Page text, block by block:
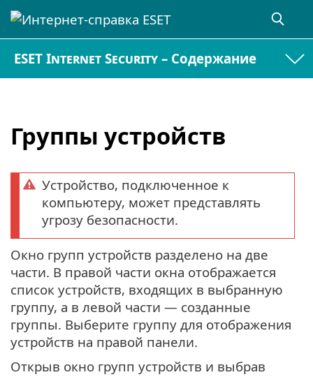
ESET Internet Security – Содержание
Группы устройств
Устройство, подключенное к
компьютеру, может представлять
угрозу безопасности.
Окно групп устройств разделено на две
части. В правой части окна отображается
список устройств, входящих в выбранную
группу, а в левой части — созданные
группы. Выберите группу для отображения
устройств на правой панели.
Открыв окно групп устройств и выбрав